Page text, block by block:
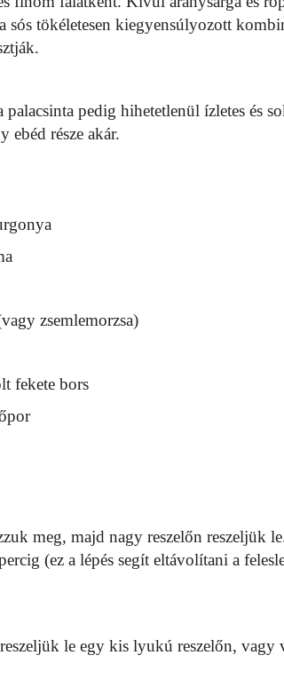
sós tökéletesen kiegyensúlyozott
palacsinta pedig hihetetlenül ízletes és
ebéd része akár.
zsemlemorzsa)
fekete bors
meg, majd nagy reszelőn reszeljük
(ez a lépés segít eltávolítani a
le egy kis lyukú reszelőn, vagy